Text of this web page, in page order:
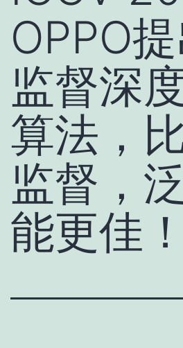
OPPO
监督深
算法，
监督，
能更佳！